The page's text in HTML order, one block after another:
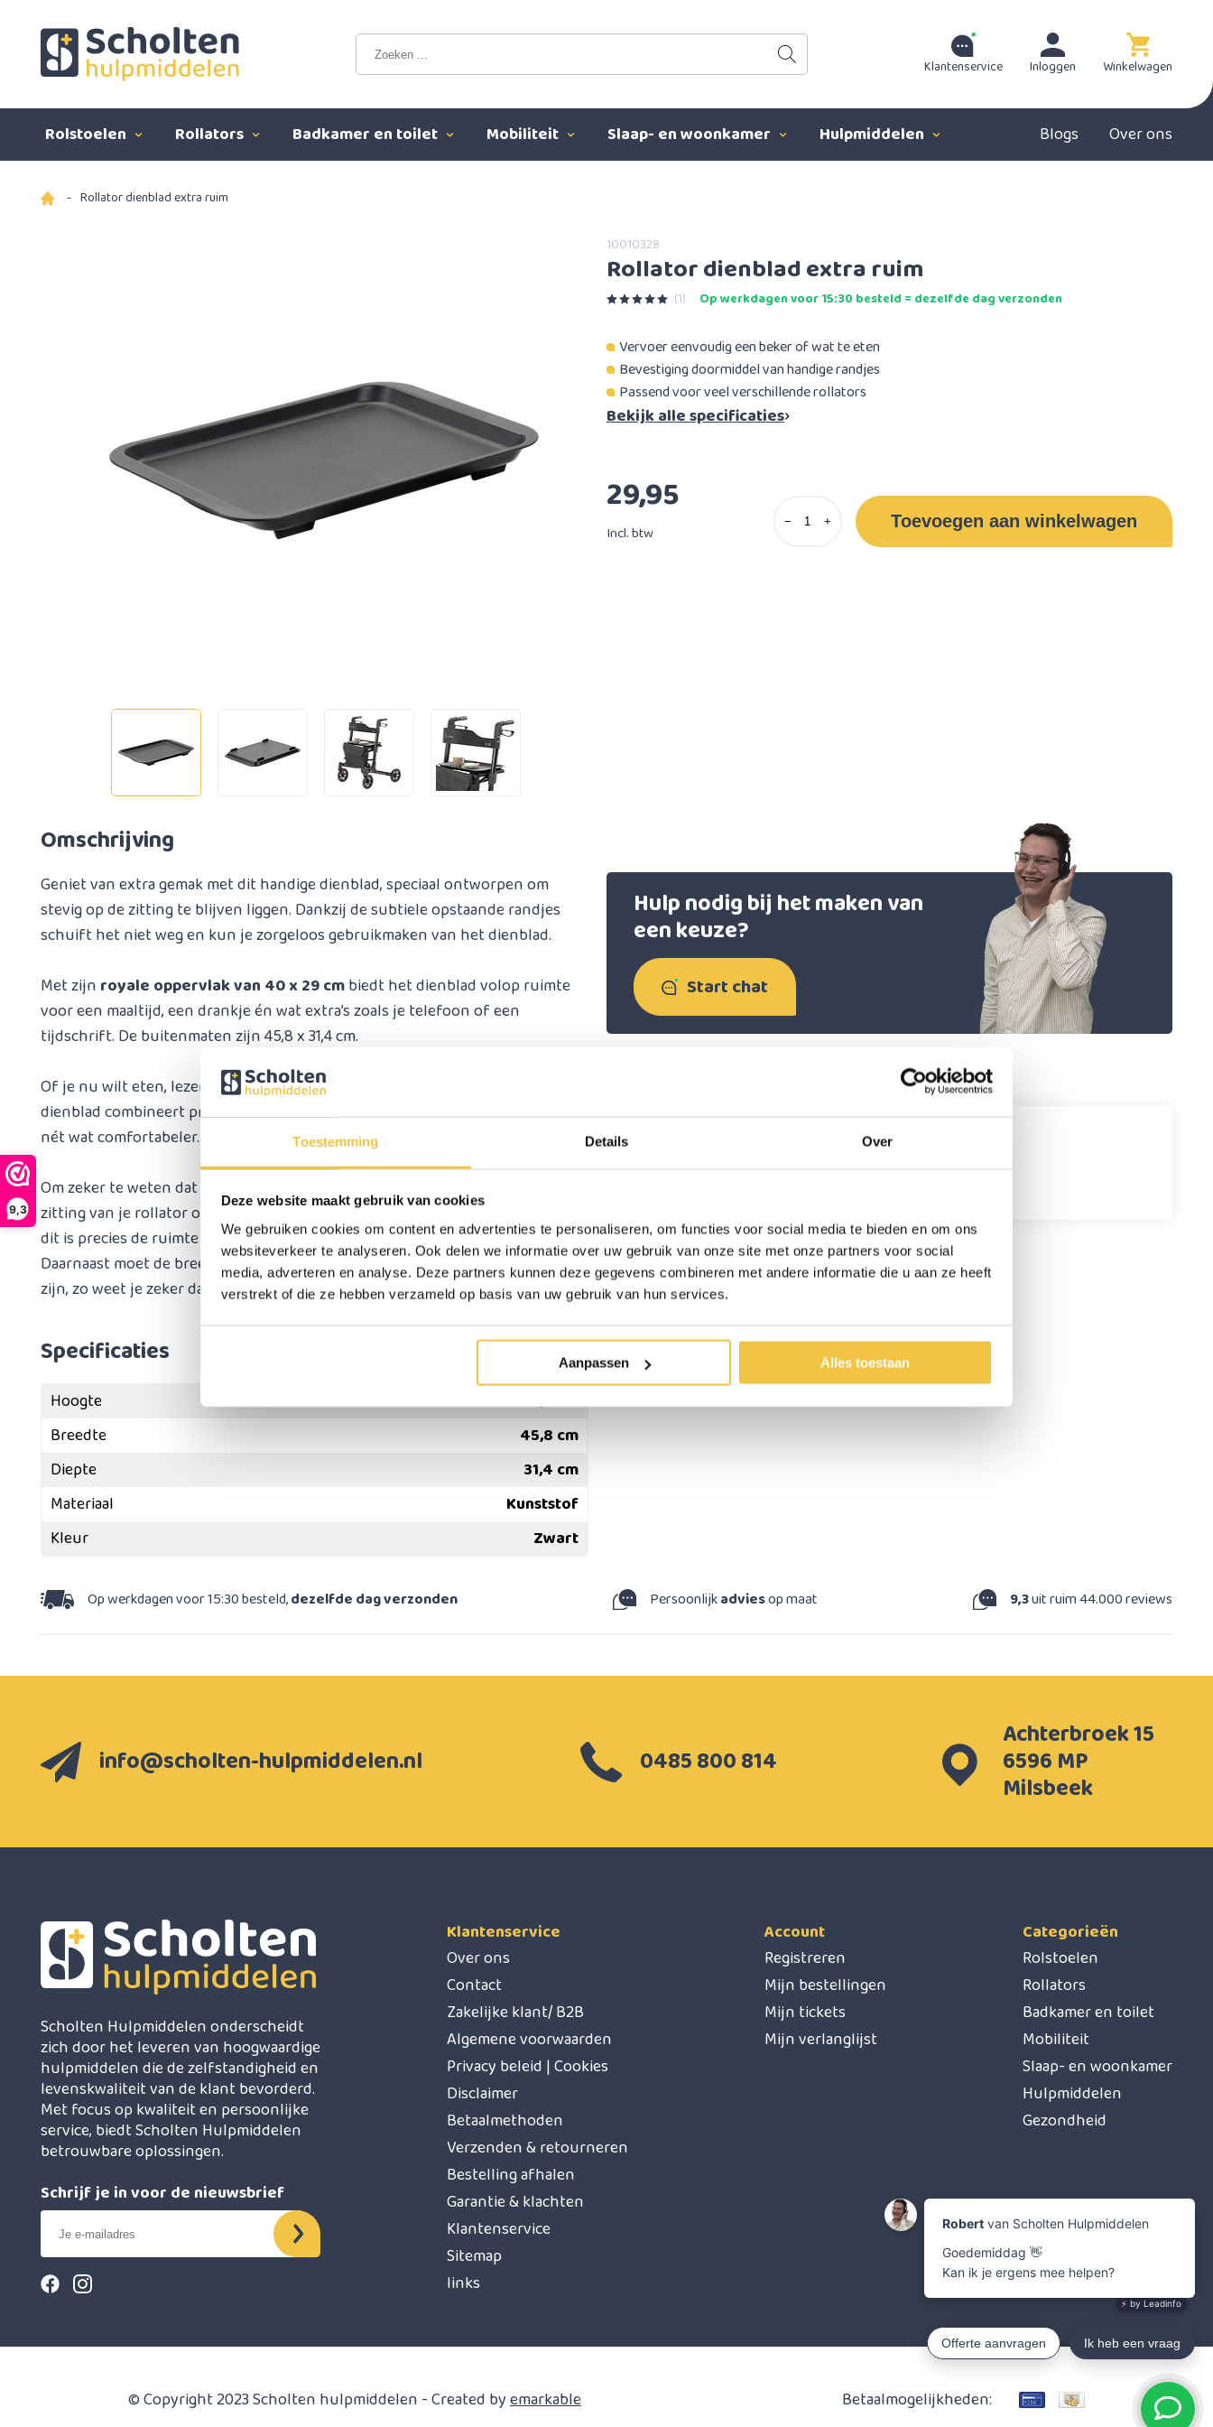
Toestemming Details Over
Deze website maakt gebruik van cookies
We gebruiken cookies om content en advertenties te personaliseren, om functies voor social media te bieden en om ons
websiteverkeer te analyseren. Ook delen we informatie over uw gebruik van onze site met onze partners voor social
media, adverteren en analyse. Deze partners kunnen deze gegevens combineren met andere informatie die u aan ze heeft
verstrekt of die ze hebben verzameld op basis van uw gebruik van hun services.
Aanpassen Alles toestaan
9,3
Klantenservice Inloggen Winkelwagen
Rolstoelen Rollators Badkamer en toilet Mobiliteit Slaap- en woonkamer Hulpmiddelen Blogs Over ons
- Rollator dienblad extra ruim
10010328
Rollator dienblad extra ruim
(1) Op werkdagen voor 15:30 besteld = dezelfde dag verzonden
Vervoer eenvoudig een beker of wat te eten
Bevestiging doormiddel van handige randjes
Passend voor veel verschillende rollators
Bekijk alle specificaties
29,95
Incl. btw
− + Toevoegen aan winkelwagen
Omschrijving
Geniet van extra gemak met dit handige dienblad, speciaal ontworpen om
stevig op de zitting te blijven liggen. Dankzij de subtiele opstaande randjes
schuift het niet weg en kun je zorgeloos gebruikmaken van het dienblad.
Met zijn royale oppervlak van 40 x 29 cmbiedt het dienblad volop ruimte
voor een maaltijd, een drankje én wat extra’s zoals je telefoon of een
tijdschrift. De buitenmaten zijn 45,8 x 31,4 cm.
Of je nu wilt eten, lezen of gewoon wat spullen bij de hand wilt hebben, dit
dienblad combineert praktisch gemak met extra ruimte en maakt elk moment
nét wat comfortabeler.
Om zeker te weten dat het dienblad goed aansluit, is het handig om even de
zitting van je rollator op te meten. De zitting mag maximaal 25,3 cm diep zijn,
dit is precies de ruimte tussen de opstaande randjes van het dienblad.
Daarnaast moet de breedte tussen het frame bij de zitting minimaal 45,8 cm
zijn, zo weet je zeker dat het dienblad past.
Specificaties
Hoogte
3,8 cm
Breedte
45,8 cm
Diepte
31,4 cm
Materiaal
Kunststof
Kleur
Zwart
Hulp nodig bij het maken van
een keuze?
Start chat
Theo
Op werkdagen voor 15:30 besteld,dezelfde dag verzonden Persoonlijkadviesop maat 9,3uit ruim 44.000 reviews
info@scholten-hulpmiddelen.nl 0485 800 814
Achterbroek 15
6596 MP
Milsbeek
Scholten Hulpmiddelen onderscheidt
zich door het leveren van hoogwaardige
hulpmiddelen die de zelfstandigheid en
levenskwaliteit van de klant bevorderd.
Met focus op kwaliteit en persoonlijke
service, biedt Scholten Hulpmiddelen
betrouwbare oplossingen.
Schrijf je in voor de nieuwsbrief
Klantenservice
Over ons
Contact
Zakelijke klant/ B2B
Algemene voorwaarden
Privacy beleid | Cookies
Disclaimer
Betaalmethoden
Verzenden & retourneren
Bestelling afhalen
Garantie & klachten
Klantenservice
Sitemap
links
Account
Registreren
Mijn bestellingen
Mijn tickets
Mijn verlanglijst
Categorieën
Rolstoelen
Rollators
Badkamer en toilet
Mobiliteit
Slaap- en woonkamer
Hulpmiddelen
Gezondheid
© Copyright 2023 Scholten hulpmiddelen - Created byemarkable Betaalmogelijkheden: